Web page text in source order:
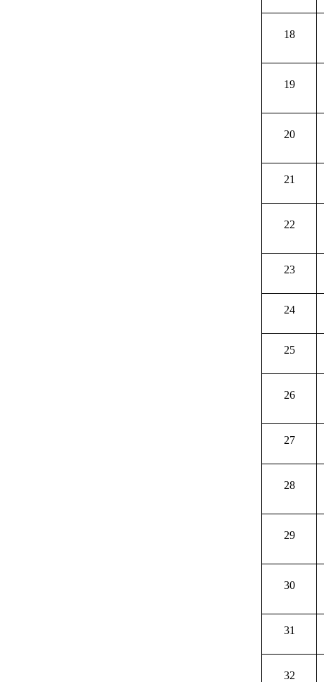
18
19
20
21
22
23
24
25
26
27
28
29
30
31
32